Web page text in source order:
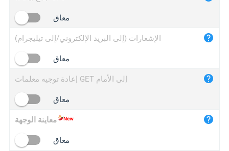
iplogger.cn
معاق
الإشعارات (إلى البريد الإلكتروني/إلى تيليجرام)
معاق
إعادة توجيه معلمات GET إلى الأمام
معاق
معاينة الوجهة
معاق